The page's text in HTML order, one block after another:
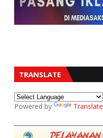
TRANSLATE
Powered by Translate